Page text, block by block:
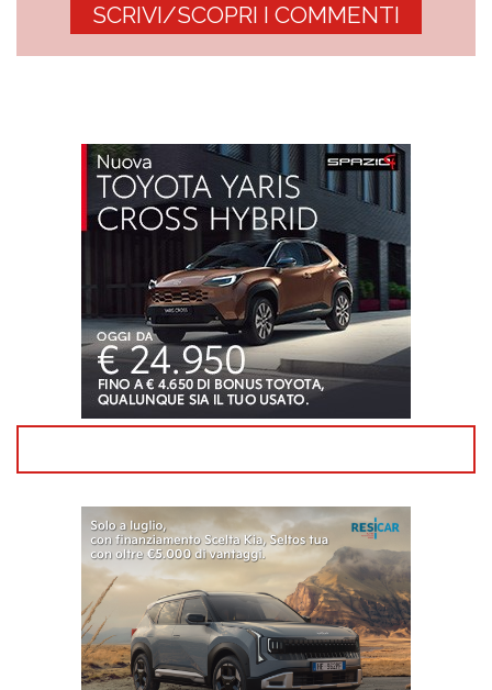
SCRIVI/SCOPRI I COMMENTI